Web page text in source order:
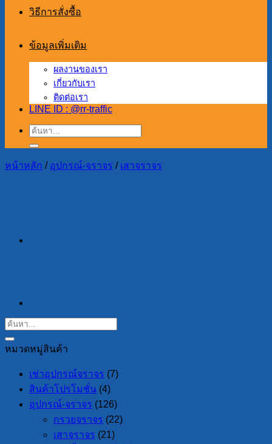
วิธีการสั่งซื้อ
ข้อมูลเพิ่มเติม
ผลงานของเรา
เกี่ยวกับเรา
ติดต่อเรา
LINE ID : @rr-traffic
ค้นหา:
หน้าหลัก / อุปกรณ์-จราจร / เสาจราจร
หมวดหมู่สินค้า
เช่าอุปกรณ์จราจร (7)
สินค้าโปรโมชั่น (4)
อุปกรณ์-จราจร (126)
กรวยจราจร (22)
เสาจราจร (21)